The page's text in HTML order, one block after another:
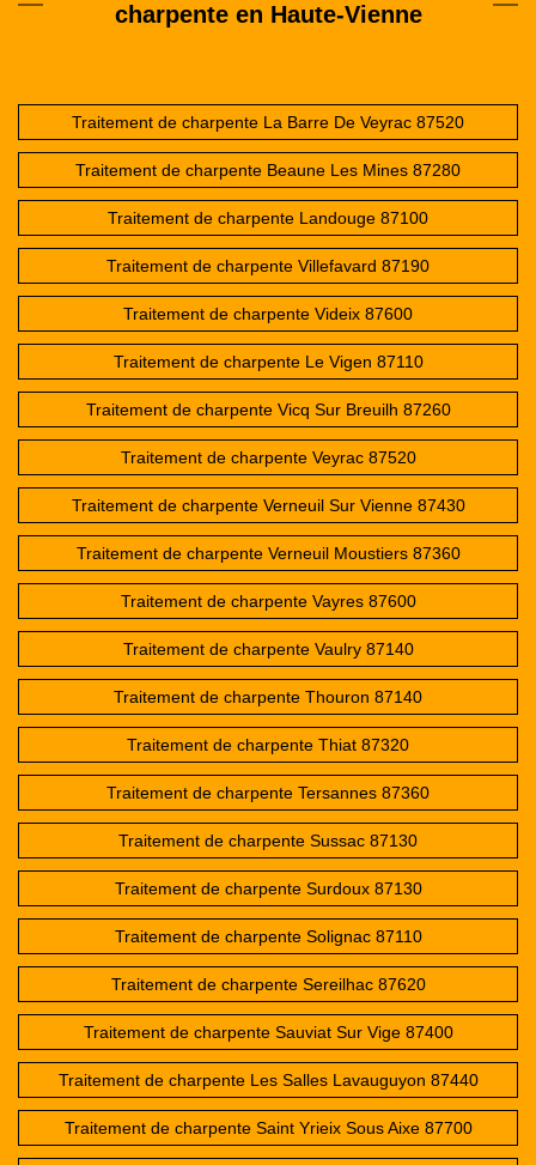
charpente en Haute-Vienne
Traitement de charpente La Barre De Veyrac 87520
Traitement de charpente Beaune Les Mines 87280
Traitement de charpente Landouge 87100
Traitement de charpente Villefavard 87190
Traitement de charpente Videix 87600
Traitement de charpente Le Vigen 87110
Traitement de charpente Vicq Sur Breuilh 87260
Traitement de charpente Veyrac 87520
Traitement de charpente Verneuil Sur Vienne 87430
Traitement de charpente Verneuil Moustiers 87360
Traitement de charpente Vayres 87600
Traitement de charpente Vaulry 87140
Traitement de charpente Thouron 87140
Traitement de charpente Thiat 87320
Traitement de charpente Tersannes 87360
Traitement de charpente Sussac 87130
Traitement de charpente Surdoux 87130
Traitement de charpente Solignac 87110
Traitement de charpente Sereilhac 87620
Traitement de charpente Sauviat Sur Vige 87400
Traitement de charpente Les Salles Lavauguyon 87440
Traitement de charpente Saint Yrieix Sous Aixe 87700